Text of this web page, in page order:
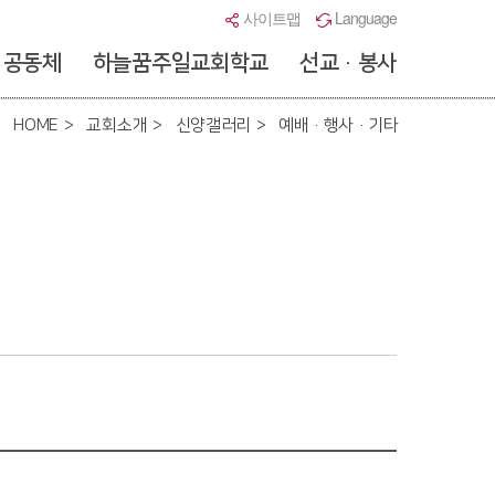
사이트맵 Language
공동체 하늘꿈주일교회학교 선교 · 봉사
HOME 교회소개 신양갤러리 예배 · 행사 · 기타